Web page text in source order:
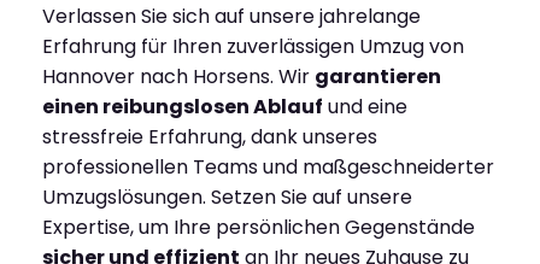
Verlassen Sie sich auf unsere jahrelange
Erfahrung für Ihren zuverlässigen Umzug von
Hannover nach Horsens. Wir garantieren
einen reibungslosen Ablauf und eine
stressfreie Erfahrung, dank unseres
professionellen Teams und maßgeschneiderter
Umzugslösungen. Setzen Sie auf unsere
Expertise, um Ihre persönlichen Gegenstände
sicher und effizient an Ihr neues Zuhause zu